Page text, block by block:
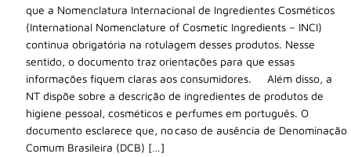
que a Nomenclatura Internacional de Ingredientes Cosméticos
(International Nomenclature of Cosmetic Ingredients – INCI)
continua obrigatória na rotulagem desses produtos. Nesse
sentido, o documento traz orientações para que essas
informações fiquem claras aos consumidores. Além disso, a
NT dispõe sobre a descrição de ingredientes de produtos de
higiene pessoal, cosméticos e perfumes em português. O
documento esclarece que, no caso de ausência de Denominação
Comum Brasileira (DCB) […]